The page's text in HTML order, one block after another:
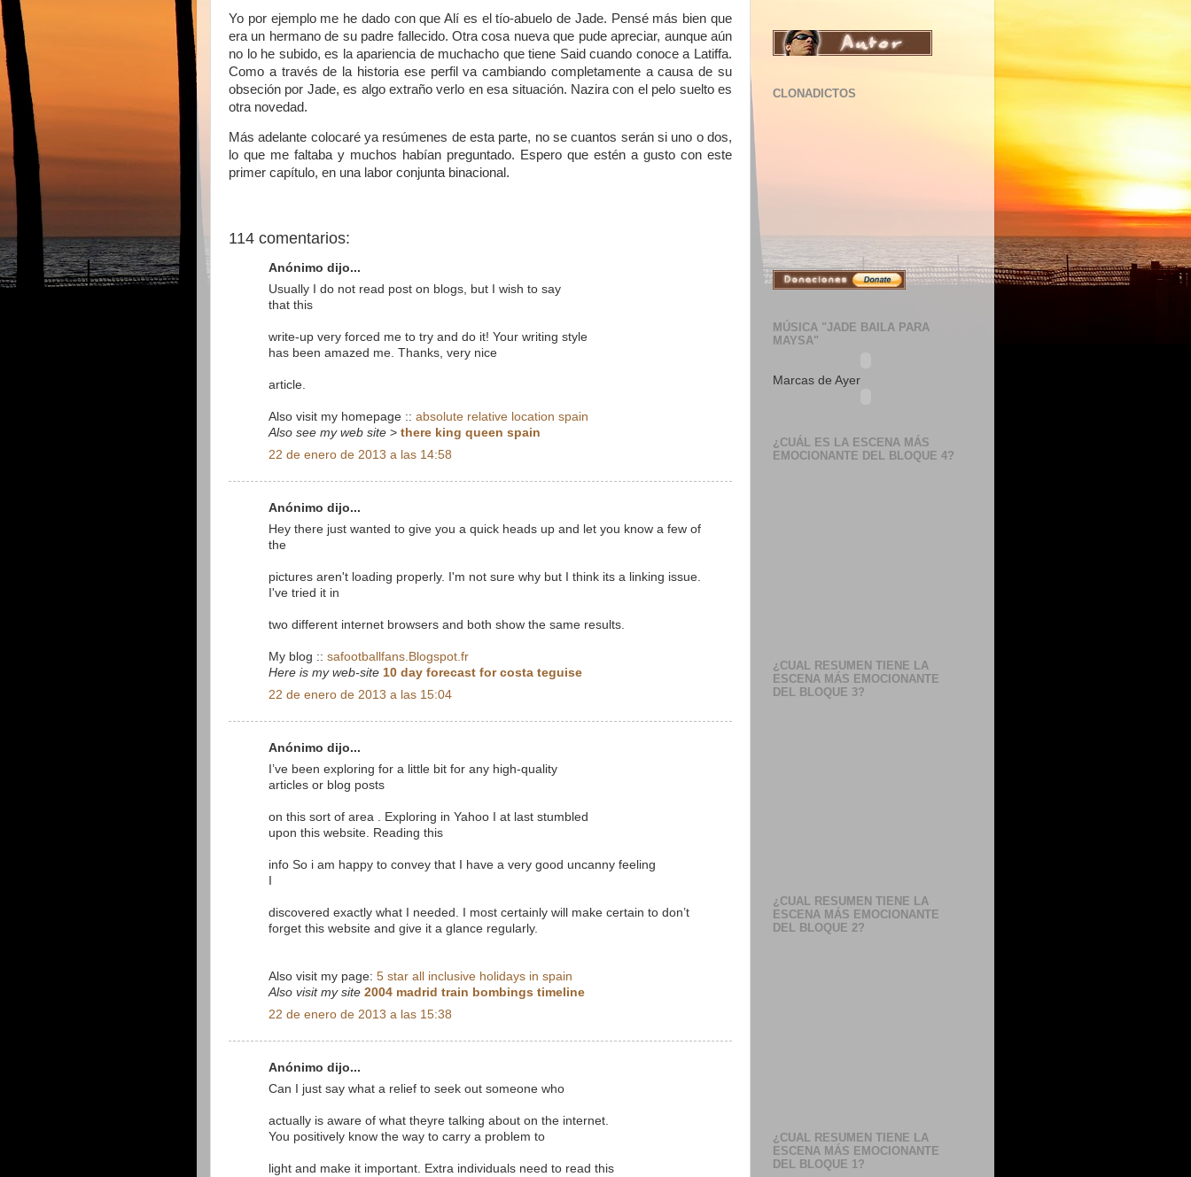
Yo por ejemplo me he dado con que Alí es el tío-abuelo de Jade. Pensé más bien que
era un hermano de su padre fallecido. Otra cosa nueva que pude apreciar, aunque aún
no lo he subido, es la apariencia de muchacho que tiene Said cuando conoce a Latiffa.
Como a través de la historia ese perfil va cambiando completamente a causa de su
obseción por Jade, es algo extraño verlo en esa situación. Nazira con el pelo suelto es
otra novedad.
Más adelante colocaré ya resúmenes de esta parte, no se cuantos serán si uno o dos,
lo que me faltaba y muchos habían preguntado. Espero que estén a gusto con este
primer capítulo, en una labor conjunta binacional.
114 comentarios:
Anónimo dijo...
Usually I do not read post on blogs, but I wish to say
that this
write-up very forced me to try and do it! Your writing style
has been amazed me. Thanks, very nice
article.
Also visit my homepage :: absolute relative location spain
Also see my web site > there king queen spain
22 de enero de 2013 a las 14:58
Anónimo dijo...
Hey there just wanted to give you a quick heads up and let you know a few of
the
pictures aren't loading properly. I'm not sure why but I think its a linking issue.
I've tried it in
two different internet browsers and both show the same results.
My blog :: safootballfans.Blogspot.fr
Here is my web-site 10 day forecast for costa teguise
22 de enero de 2013 a las 15:04
Anónimo dijo...
I’ve been exploring for a little bit for any high-quality
articles or blog posts
on this sort of area . Exploring in Yahoo I at last stumbled
upon this website. Reading this
info So i am happy to convey that I have a very good uncanny feeling
discovered exactly what I needed. I most certainly will make certain to don’t
forget this website and give it a glance regularly.
Also visit my page: 5 star all inclusive holidays in spain
Also visit my site 2004 madrid train bombings timeline
22 de enero de 2013 a las 15:38
Anónimo dijo...
Can I just say what a relief to seek out someone who
actually is aware of what theyre talking about on the internet.
You positively know the way to carry a problem to
light and make it important. Extra individuals need to read this
CLONADICTOS
MÚSICA "JADE BAILA PARA
MAYSA"
Marcas de Ayer
¿CUÁL ES LA ESCENA MÁS
EMOCIONANTE DEL BLOQUE 4?
¿CUAL RESUMEN TIENE LA
ESCENA MÁS EMOCIONANTE
DEL BLOQUE 3?
¿CUAL RESUMEN TIENE LA
ESCENA MÁS EMOCIONANTE
DEL BLOQUE 2?
¿CUAL RESUMEN TIENE LA
ESCENA MÁS EMOCIONANTE
DEL BLOQUE 1?